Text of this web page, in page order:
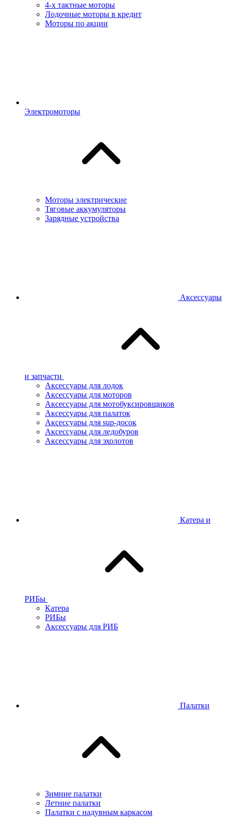
4-х тактные моторы
Лодочные моторы в кредит
Моторы по акции
Электромоторы
Моторы электрические
Тяговые аккумуляторы
Зарядные устройства
Аксессуары
и запчасти
Аксессуары для лодок
Аксессуары для моторов
Аксессуары для мотобуксировщиков
Аксессуары для палаток
Аксессуары для sup-досок
Аксессуары для ледобуров
Аксессуары для эхолотов
Катера и
РИБы
Катера
РИБы
Аксессуары для РИБ
Палатки
Зимние палатки
Летние палатки
Палатки с надувным каркасом